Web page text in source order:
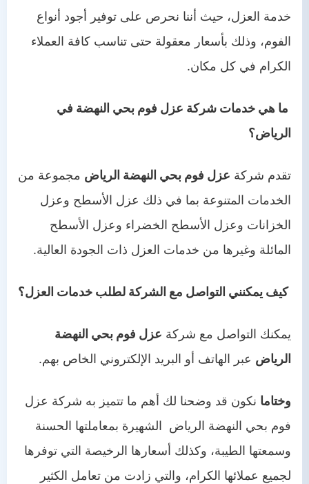
خدمة العزل، حيث أننا نحرص على توفير أجود أنواع
الفوم، وذلك بأسعار معقولة حتى تناسب كافة العملاء
الكرام في كل مكان.
ما هي خدمات شركة عزل فوم بحي النهضة في
الرياض؟
تقدم شركة عزل فوم بحي النهضة الرياض مجموعة من
الخدمات المتنوعة بما في ذلك عزل الأسطح وعزل
الخزانات وعزل الأسطح الخضراء وعزل الأسطح
المائلة وغيرها من خدمات العزل ذات الجودة العالية.
كيف يمكنني التواصل مع الشركة لطلب خدمات العزل؟
يمكنك التواصل مع شركة عزل فوم بحي النهضة
الرياض عبر الهاتف أو البريد الإلكتروني الخاص بهم.
وختاما نكون قد وضحنا لك أهم ما تتميز به شركة عزل
فوم بحي النهضة الرياض الشهيرة بمعاملتها الحسنة
وسمعتها الطيبة، وكذلك أسعارها الرخيصة التي توفرها
لجميع عملائها الكرام، والتي زادت من تعامل الكثير